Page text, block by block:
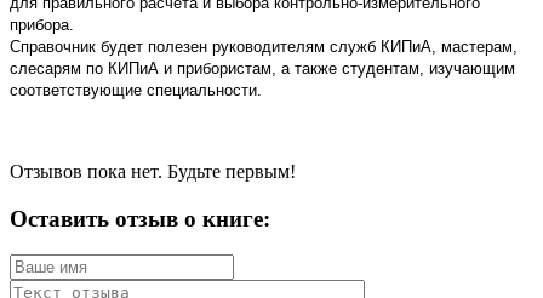
прибора.
Справочник будет полезен руководителям служб КИПиА, мастерам,
слесарям по КИПиА и прибористам, а также студентам, изучающим
соответствующие специальности.
Отзывов пока нет. Будьте первым!
Оставить отзыв о книге: